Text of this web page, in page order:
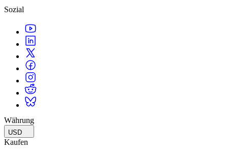
Sozial
Währung
USD
Kaufen